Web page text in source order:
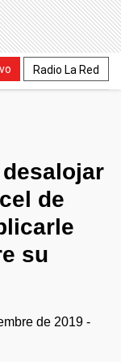
Radio La Red
de
su
de 2019 -